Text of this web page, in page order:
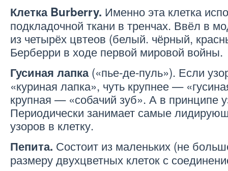
Клетка Burberry. Именно эта клетка
подкладочной ткани в тренчах. Ввёл в
из четырёх цвтеов (белый. чёрный,
Берберри в ходе первой мировой войны.
Гусиная лапка(«пье-де-пуль»). Если
«куриная лапка», чуть крупнее —
крупная — «собачий зуб». А в принципе
Периодически занимает самые
узоров в клетку.
Пепита. Состоит из маленьких (не
размеру двухцветных клеток с